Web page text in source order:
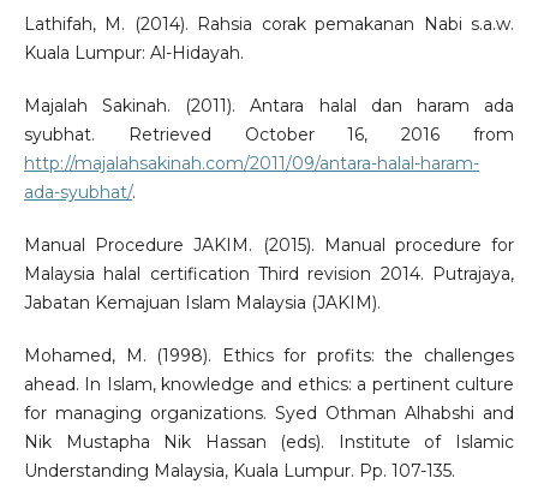
Lathifah, M. (2014). Rahsia corak pemakanan Nabi s.a.w.
Kuala Lumpur: Al-Hidayah.
Majalah Sakinah. (2011). Antara halal dan haram ada
syubhat. Retrieved October 16, 2016 from
http://majalahsakinah.com/2011/09/antara-halal-haram-
ada-syubhat/.
Manual Procedure JAKIM. (2015). Manual procedure for
Malaysia halal certification Third revision 2014. Putrajaya,
Jabatan Kemajuan Islam Malaysia (JAKIM).
Mohamed, M. (1998). Ethics for profits: the challenges
ahead. In Islam, knowledge and ethics: a pertinent culture
for managing organizations. Syed Othman Alhabshi and
Nik Mustapha Nik Hassan (eds). Institute of Islamic
Understanding Malaysia, Kuala Lumpur. Pp. 107-135.